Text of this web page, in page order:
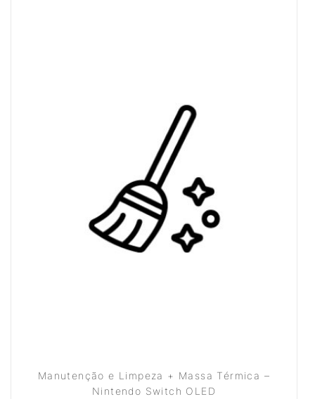
Manutenção e Limpeza + Massa Térmica –
Nintendo Switch OLED